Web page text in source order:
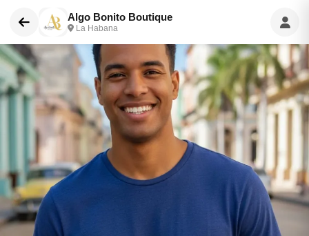
Algo Bonito Boutique
La Habana